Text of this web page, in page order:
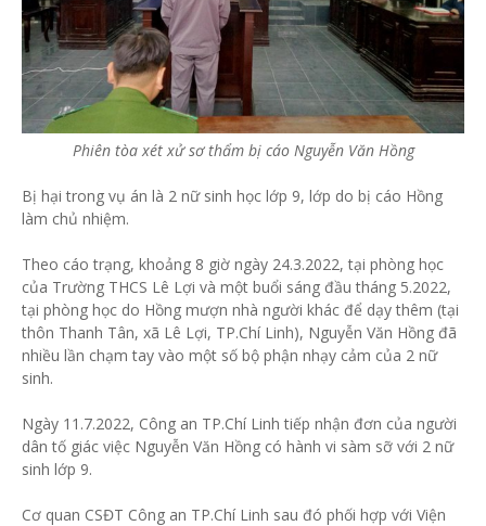
Phiên tòa xét xử sơ thẩm bị cáo Nguyễn Văn Hồng
Bị hại trong vụ án là 2 nữ sinh học lớp 9, lớp do bị cáo Hồng
làm chủ nhiệm.
Theo cáo trạng, khoảng 8 giờ ngày 24.3.2022, tại phòng học
của Trường THCS Lê Lợi và một buổi sáng đầu tháng 5.2022,
tại phòng học do Hồng mượn nhà người khác để dạy thêm (tại
thôn Thanh Tân, xã Lê Lợi, TP.Chí Linh), Nguyễn Văn Hồng đã
nhiều lần chạm tay vào một số bộ phận nhạy cảm của 2 nữ
sinh.
Ngày 11.7.2022, Công an TP.Chí Linh tiếp nhận đơn của người
dân tố giác việc Nguyễn Văn Hồng có hành vi sàm sỡ với 2 nữ
sinh lớp 9.
Cơ quan CSĐT Công an TP.Chí Linh sau đó phối hợp với Viện